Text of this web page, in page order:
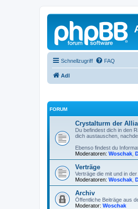
Schnellzugriff FAQ
AdI
FORUM
Crystalturm der
Du befindest dich in den
dich austauschen,
Ebenso findest du
Moderatoren: Woschak
Verträge
Verträge die mit und in
Moderatoren: Woschak
Archiv
Öffentliche Beiträge aus
Moderator: Woschak